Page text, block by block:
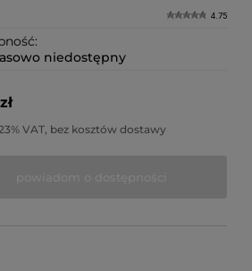
4.75
niedostępny
VAT, bez kosztów dostawy